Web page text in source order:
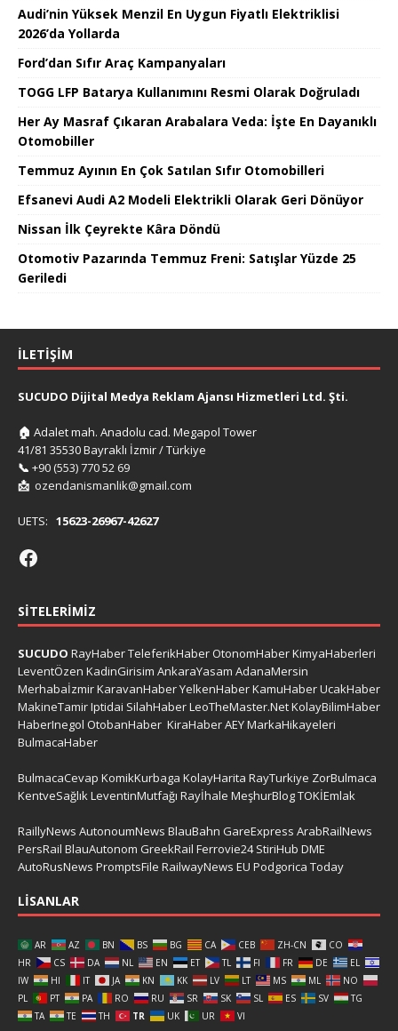
Audi’nin Yüksek Menzil En Uygun Fiyatlı Elektriklisi
2026’da Yollarda
Ford’dan Sıfır Araç Kampanyaları
TOGG LFP Batarya Kullanımını Resmi Olarak Doğruladı
Her Ay Masraf Çıkaran Arabalara Veda: İşte En Dayanıklı
Otomobiller
Temmuz Ayının En Çok Satılan Sıfır Otomobilleri
Efsanevi Audi A2 Modeli Elektrikli Olarak Geri Dönüyor
Nissan İlk Çeyrekte Kâra Döndü
Otomotiv Pazarında Temmuz Freni: Satışlar Yüzde 25
Geriledi
İLETIŞIM
SUCUDO Dijital Medya Reklam Ajansı Hizmetleri Ltd. Şti.
🏠 Adalet mah. Anadolu cad. Megapol Tower
41/81 35530 Bayraklı İzmir / Türkiye
📞 +90 (553) 770 52 69
📩 ozendanismanlik@gmail.com
UETS: 15623-26967-42627
SITELERIMIZ
SUCUDO RayHaberTeleferikHaber OtonomHaberKimyaHaberleri
LeventÖzen KadinGirisim AnkaraYasam AdanaMersin
MerhabaİzmirKaravanHaberYelkenHaberKamuHaberUcakHaber
MakineTamirIptidai SilahHaberLeoTheMaster.NetKolayBilimHaber
HaberInegol OtobanHaber KiraHaberAEYMarkaHikayeleri
BulmacaHaber
BulmacaCevap KomikKurbaga KolayHarita RayTurkiye ZorBulmaca
KentveSağlıkLeventinMutfağı Rayİhale MeşhurBlogTOKİEmlak
RaillyNews AutonoumNews BlauBahn GareExpress ArabRailNews
PersRail BlauAutonom GreekRail Ferrovie24 StiriHub DME
AutoRusNews PromptsFile RailwayNews EU Podgorica Today
LISANLAR
AR AZ BN BS BG CA CEB ZH-CN
CO
HR
CS DA NL EN ET TL FI FR DE
EL
IW
HI IT JA KN KK LV LT MS ML
NO
PL
PT PA RO RU SR SK SL ES SV
TG
TA
TE TH TR UK UR VI